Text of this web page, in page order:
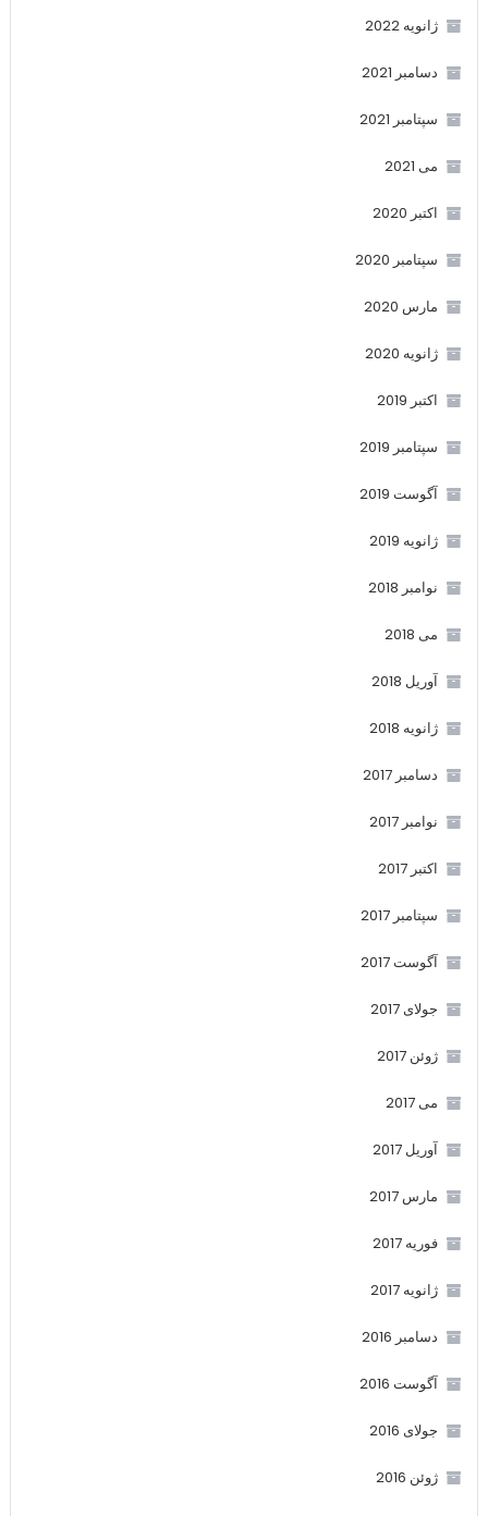
ژانویه 2022
دسامبر 2021
سپتامبر 2021
می 2021
اکتبر 2020
سپتامبر 2020
مارس 2020
ژانویه 2020
اکتبر 2019
سپتامبر 2019
آگوست 2019
ژانویه 2019
نوامبر 2018
می 2018
آوریل 2018
ژانویه 2018
دسامبر 2017
نوامبر 2017
اکتبر 2017
سپتامبر 2017
آگوست 2017
جولای 2017
ژوئن 2017
می 2017
آوریل 2017
مارس 2017
فوریه 2017
ژانویه 2017
دسامبر 2016
آگوست 2016
جولای 2016
ژوئن 2016